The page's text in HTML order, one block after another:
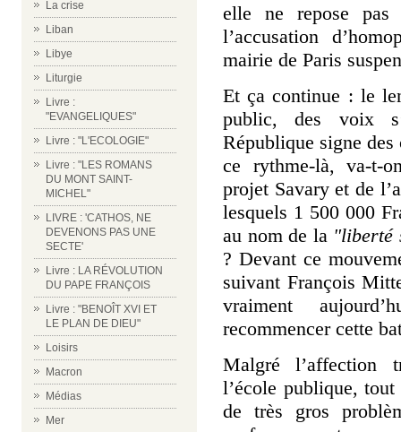
La crise
Liban
Libye
Liturgie
Livre :
"EVANGELIQUES"
Livre : "L'ECOLOGIE"
Livre : "LES ROMANS
DU MONT SAINT-
MICHEL"
LIVRE : 'CATHOS, NE
DEVENONS PAS UNE
SECTE'
Livre : LA RÉVOLUTION
DU PAPE FRANÇOIS
Livre : "BENOÎT XVI ET
LE PLAN DE DIEU"
Loisirs
Macron
Médias
Mer
elle ne repose pas
l’accusation
mairie de Paris
Et ça continue : le
public, des voix
République signe
ce rythme-là, va-t-
projet Savary et de
lesquels 1 500 000
au nom de la "liberté
? Devant ce
suivant François
vraiment
recommencer cette
Malgré l’affection
l’école publique,
de très gros